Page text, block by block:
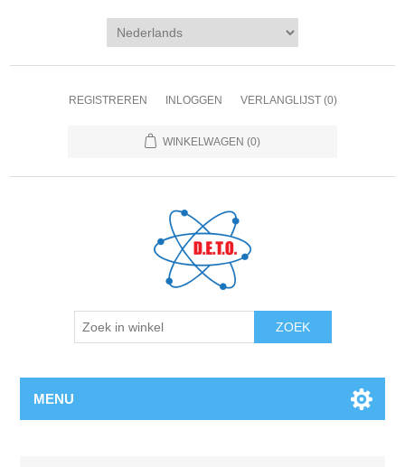
REGISTREREN INLOGGEN VERLANGLIJST (0)
WINKELWAGEN (0)
ZOEK
MENU